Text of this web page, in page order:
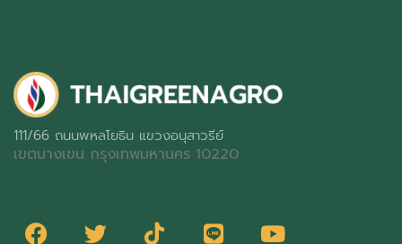
111/66 ถนนพหลโยธิน แขวงอนุสาวรีย์
เขตบางเขน กรุงเทพมหานคร 10220